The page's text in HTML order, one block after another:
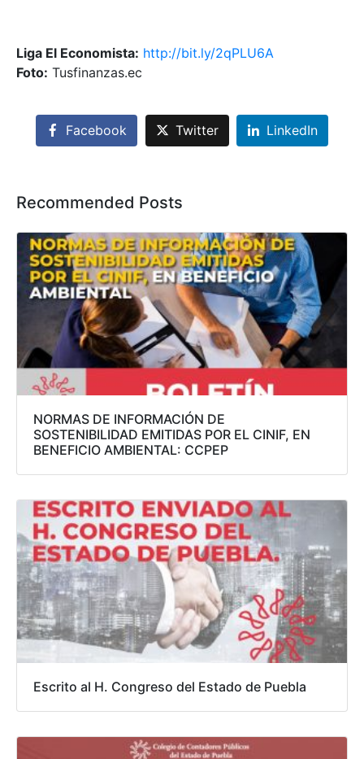
Liga El Economista: http://bit.ly/2qPLU6A
Foto: Tusfinanzas.ec
Facebook Twitter LinkedIn
Recommended Posts
NORMAS DE INFORMACIÓN DE
SOSTENIBILIDAD EMITIDAS POR EL CINIF, EN
BENEFICIO AMBIENTAL: CCPEP
Escrito al H. Congreso del Estado de Puebla